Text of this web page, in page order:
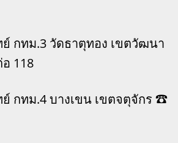
กทม.3 วัดธาตุทอง เขตวัฒนา
118
กทม.4 บางเขน เขตจตุจักร ☎